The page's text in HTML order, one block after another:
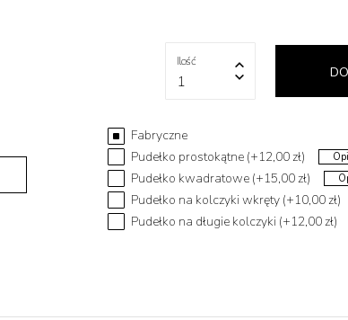
Ilość
1
Fabryczne
Pudełko prostokątne (+12,00 zł)
Pudełko kwadratowe (+15,00 zł)
Pudełko na kolczyki wkręty (+10,00 zł)
Pudełko na długie kolczyki (+12,00 zł)